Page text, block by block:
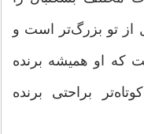
از تو بزرگ‌تر است و
که او همیشه برنده
براحتی برنده